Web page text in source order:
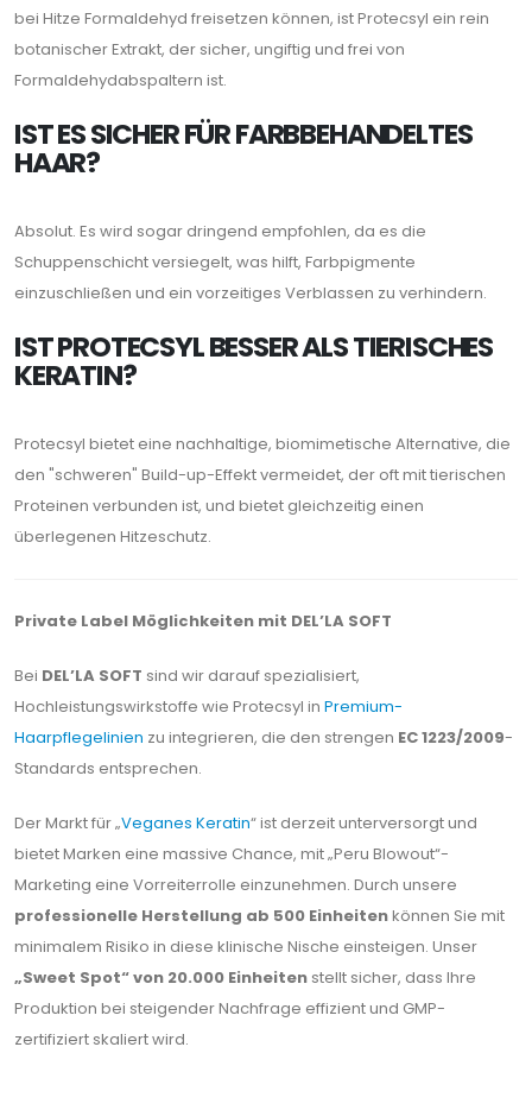
bei Hitze Formaldehyd freisetzen können, ist Protecsyl ein rein
botanischer Extrakt, der sicher, ungiftig und frei von
Formaldehydabspaltern ist.
IST ES SICHER FÜR FARBBEHANDELTES
HAAR?
Absolut. Es wird sogar dringend empfohlen, da es die
Schuppenschicht versiegelt, was hilft, Farbpigmente
einzuschließen und ein vorzeitiges Verblassen zu verhindern.
IST PROTECSYL BESSER ALS TIERISCHES
KERATIN?
Protecsyl bietet eine nachhaltige, biomimetische Alternative, die
den "schweren" Build-up-Effekt vermeidet, der oft mit tierischen
Proteinen verbunden ist, und bietet gleichzeitig einen
überlegenen Hitzeschutz.
Private Label Möglichkeiten mit DEL’LA SOFT
Bei DEL’LA SOFT sind wir darauf spezialisiert,
Hochleistungswirkstoffe wie Protecsyl in Premium-
Haarpflegelinien zu integrieren, die den strengen EC 1223/2009-
Standards entsprechen.
Der Markt für „Veganes Keratin“ ist derzeit unterversorgt und
bietet Marken eine massive Chance, mit „Peru Blowout“-
Marketing eine Vorreiterrolle einzunehmen. Durch unsere
professionelle Herstellung ab 500 Einheitenkönnen Sie mit
minimalem Risiko in diese klinische Nische einsteigen. Unser
„Sweet Spot“ von 20.000 Einheiten stellt sicher, dass Ihre
Produktion bei steigender Nachfrage effizient und GMP-
zertifiziert skaliert wird.